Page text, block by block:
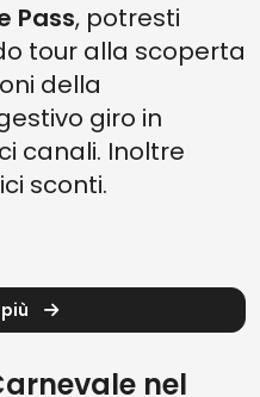
Pass, potresti
tour alla scoperta
della
giro in
canali. Inoltre
sconti.
nel